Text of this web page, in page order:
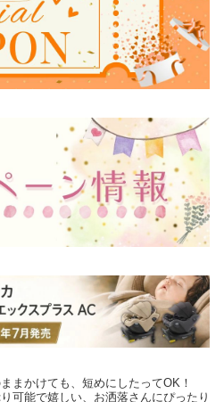
まかけても、短めにしたってOK！
可能で嬉しい、お洒落さんにぴったり